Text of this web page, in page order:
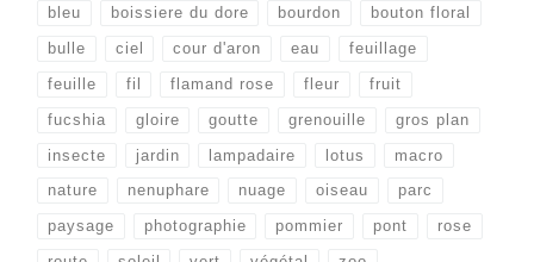
bleu boissiere du dore bourdon bouton floral
bulle ciel cour d'aron eau feuillage
feuille fil flamand rose fleur fruit
fucshia gloire goutte grenouille gros plan
insecte jardin lampadaire lotus macro
nature nenuphare nuage oiseau parc
paysage photographie pommier pont rose